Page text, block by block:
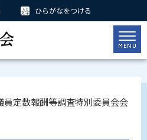
ひらがなをつける
定数報酬等調査特別委員会会